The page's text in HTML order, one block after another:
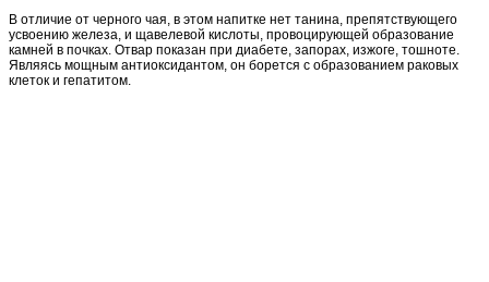
В отличие от черного чая, в этом напитке нет танина, препятствующего
усвоению железа, и щавелевой кислоты, провоцирующей образование
камней в почках. Отвар показан при диабете, запорах, изжоге, тошноте.
Являясь мощным антиоксидантом, он борется с образованием раковых
клеток и гепатитом.